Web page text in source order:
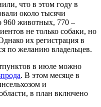
что в этом году в
около тысячи
960 животных, 770 –
не только собаки, но
их регистрация в
по желанию владельцев.
в июле можно
. В этом месяце в
и
в план включено